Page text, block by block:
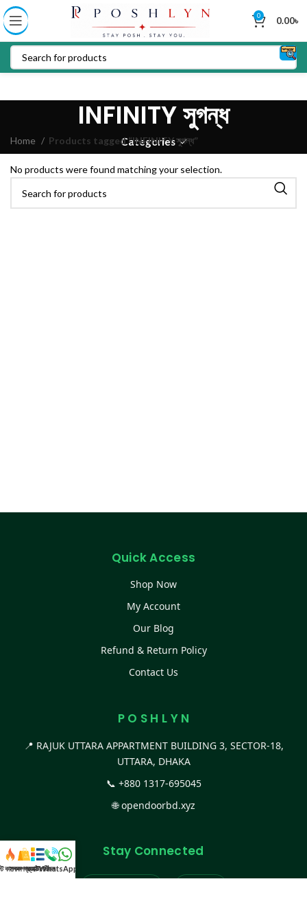
0 0.00৳
INFINITY সুগন্ধ
Categories
Home Products tagged “INFINITY সুগন্ধ”
No products were found matching your selection.
Quick Access
Shop Now
My Account
Our Blog
Refund & Return Policy
Contact Us
P O S H L Y N
📍 RAJUK UTTARA APPARTMENT BUILDING 3, SECTOR-18,
UTTARA, DHAKA
📞 +880 1317-695045
🌐opendoorbd.xyz
Stay Connected
কালেকশন
সকল প্রডাক্টক্যাটাগরিকল
WhatsApp করুন